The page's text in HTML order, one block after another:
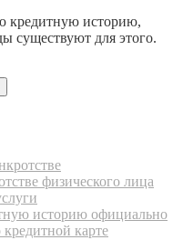
кредитную историю,
существуют для этого.
физического лица
историю официально
карте